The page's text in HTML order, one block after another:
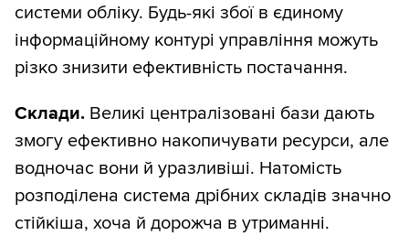
системи обліку. Будь-які збої в єдиному
інформаційному контурі управління можуть
різко знизити ефективність постачання.
Склади. Великі централізовані бази дають
змогу ефективно накопичувати ресурси, але
водночас вони й уразливіші. Натомість
розподілена система дрібних складів значно
стійкіша, хоча й дорожча в утриманні.